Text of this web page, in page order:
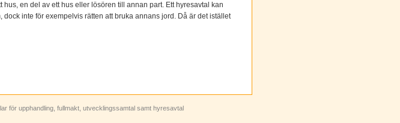
en del av ett hus eller lösören till annan part. Ett hyresavtal kan
inte för exempelvis rätten att bruka annans jord. Då är det istället
för upphandling, fullmakt, utvecklingssamtal samt hyresavtal